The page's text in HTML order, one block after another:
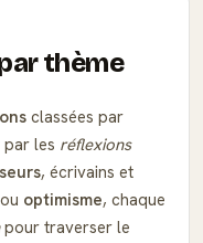
thème
classées par
les réflexions
, écrivains et
ou optimisme, chaque
pour traverser le